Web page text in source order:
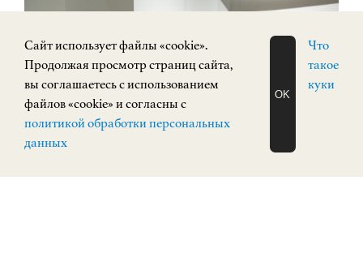
ЗАПИСАТЬСЯ
НА ЭКСКУРСИЮ
Cайт использует файлы «cookie».
Продолжая просмотр страниц сайта,
вы соглашаетесь с использованием
файлов «cookie» и согласны с
политикой обработки персональных
данных
OK
Что
такое
куки